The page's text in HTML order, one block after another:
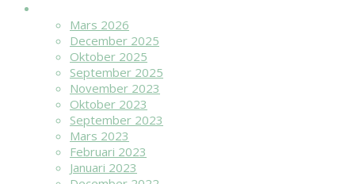
Mars 2026
December 2025
Oktober 2025
September 2025
November 2023
Oktober 2023
September 2023
Mars 2023
Februari 2023
Januari 2023